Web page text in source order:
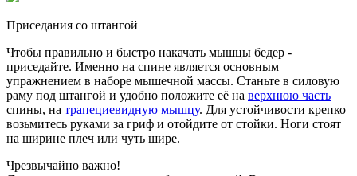
Приседания со штангой
Чтобы правильно и быстро накачать мышцы бедер -
приседайте. Именно на спине является основным
упражнением в наборе мышечной массы. Станьте в силовую
раму под штангой и удобно положите её на верхнюю часть
спины, на трапециевидную мышцу. Для устойчивости крепко
возьмитесь руками за гриф и отойдите от стойки. Ноги стоят
на ширине плеч или чуть шире.
Чрезвычайно важно!